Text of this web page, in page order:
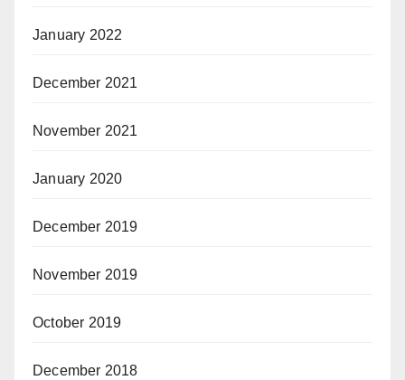
January 2022
December 2021
November 2021
January 2020
December 2019
November 2019
October 2019
December 2018